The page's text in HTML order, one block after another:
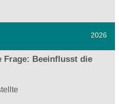
2026
Frage: Beeinflusst die